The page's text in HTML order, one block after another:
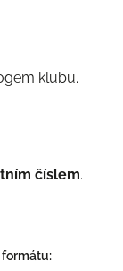
klubu.
číslem.
formátu: